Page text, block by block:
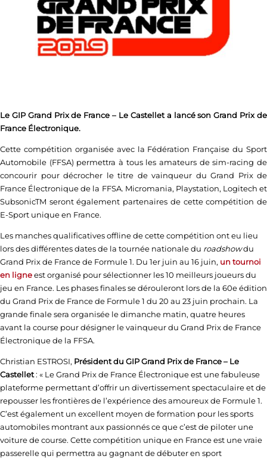
Le GIP Grand Prix de France – Le Castellet a lancé son Grand Prix de
France Électronique.
Cette compétition organisée avec la Fédération Française du Sport
Automobile (FFSA) permettra à tous les amateurs de sim-racing de
concourir pour décrocher le titre de vainqueur du Grand Prix de
France Électronique de la FFSA. Micromania, Playstation, Logitech et
SubsonicTM seront également partenaires de cette compétition de
E-Sport unique en France.
Les manches qualificatives offline de cette compétition ont eu lieu
lors des différentes dates de la tournée nationale du roadshowdu
Grand Prix de France de Formule 1. Du 1er juin au 16 juin, un tournoi
en ligneest organisé pour sélectionner les 10 meilleurs joueurs du
jeu en France. Les phases finales se dérouleront lors de la 60e édition
du Grand Prix de France de Formule 1 du 20 au 23 juin prochain. La
grande finale sera organisée le dimanche matin, quatre heures
avant la course pour désigner le vainqueur du Grand Prix de France
Électronique de la FFSA.
Christian ESTROSI, Président du GIP Grand Prix de France – Le
Castellet: « Le Grand Prix de France Électronique est une fabuleuse
plateforme permettant d’offrir un divertissement spectaculaire et de
repousser les frontières de l’expérience des amoureux de Formule 1.
C’est également un excellent moyen de formation pour les sports
automobiles montrant aux passionnés ce que c’est de piloter une
voiture de course. Cette compétition unique en France est une vraie
passerelle qui permettra au gagnant de débuter en sport